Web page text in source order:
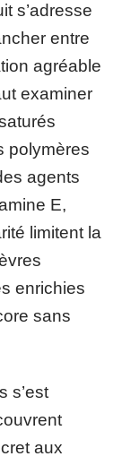
s’adresse
entre
agréable
examiner
polymères
agents
E,
limitent la
enrichies
sans
s’est
aux